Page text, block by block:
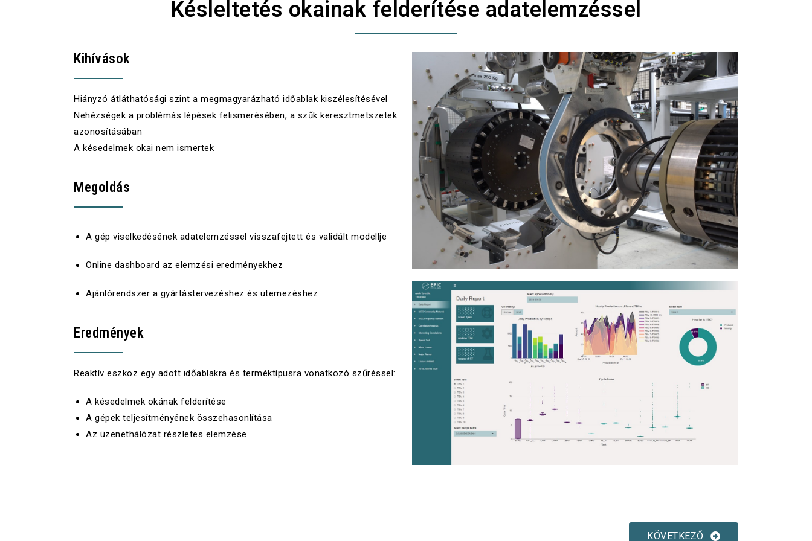
Késleltetés okainak felderítése adatelemzéssel​
Kihívások
Hiányzó átláthatósági szint a megmagyarázható időablak kiszélesítésével
Nehézségek a problémás lépések felismerésében, a szűk keresztmetszetek
azonosításában
A késedelmek okai nem ismertek
Megoldás
A gép viselkedésének adatelemzéssel visszafejtett és validált modellje
Online dashboard az elemzési eredményekhez
Ajánlórendszer a gyártástervezéshez és ütemezéshez
Eredmények
Reaktív eszköz egy adott időablakra és terméktípusra vonatkozó szűréssel:
A késedelmek okának felderítése
A gépek teljesítményének összehasonlítása
Az üzenethálózat részletes elemzése
KÖVETKEZŐ